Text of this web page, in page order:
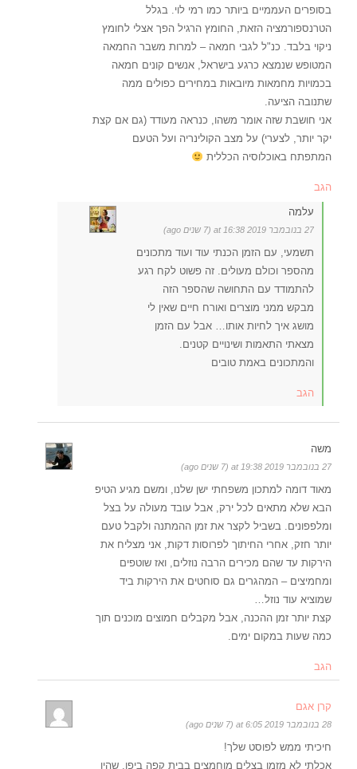
בסופרים העממיים ביותר כמו רמי לוי. בגלל
הטרנספורמציה הזאת, החומץ הרגיל הפך אצלי לחומץ
ניקוי בלבד. כנ"ל לגבי חמאה – למרות משבר החמאה
המטופש שנמצא כרגע בישראל, אנשים קונים חמאה
בכמויות מחמאות מיובאות במחירים כפולים ממה
שתנובה הציעה.
אני חושבת שזה אומר משהו, כנראה מעודד (גם אם קצת
יקר יותר, לצערי) על מצב הקולינריה ועל הטעם
המתפתח באוכלוסיה הכללית
הגב
עלמה
27 בנובמבר 2019 at 16:38 (7 שנים ago)
תשמעי, עם הזמן הכנתי עוד ועוד מתכונים
מהספר וכולם מעולים. זה פשוט לקח רגע
להתמודד עם התחושה שהספר הזה
מבקש ממני מוצרים ואורח חיים שאין לי
מושג איך לחיות אותו… אבל עם הזמן
מצאתי התאמות ושינויים קטנים.
והמתכונים באמת טובים
הגב
משה
27 בנובמבר 2019 at 19:38 (7 שנים ago)
מאוד דומה למתכון משפחתי ישן שלנו, ומשם מגיע הטיפ
הבא שלא מתאים לכל ירק, אבל עובד מעולה על בצל
ומלפפונים. בשביל לקצר את זמן ההמתנה ולקבל טעם
יותר חזק, אחרי החיתוך לפרוסות דקות, אני מצליח את
הירקות עד שהם מכירים הרבה נוזלים, ואז שוטפים
ומחמיצים – המהגרים גם סוחטים את הירקות ביד
שמוציא עוד נוזל…
קצת יותר זמן ההכנה, אבל מקבלים חמוצים מוכנים תוך
כמה שעות במקום ימים.
הגב
קרן אגם
28 בנובמבר 2019 at 6:05 (7 שנים ago)
חיכיתי ממש לפוסט שלך!
אכלתי לא מזמן בצלים מוחמצים בבית קפה ביפו, שהיו